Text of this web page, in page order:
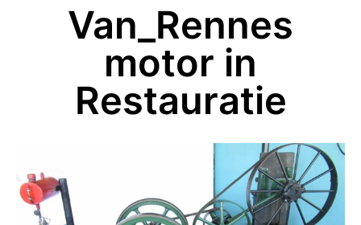
Van_Rennes
motor in
Restauratie